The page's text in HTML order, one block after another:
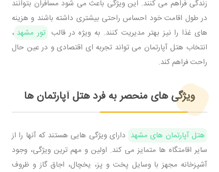
زندگی فراهم می کنند. این ویژگی باعث می شود مسافران بتوانند
در طول اقامت خود احساس راحتی بیشتری داشته باشند و هزینه
های غذا را نیز بهتر مدیریت کنند. به ویژه در قالب تور مشهد ،
انتخاب هتل آپارتمان می تواند تجربه ای اقتصادی و در عین حال
راحت فراهم کند.
ویژگی های منحصر به فرد هتل آپارتمان ها
هتل آپارتمان های مشهد دارای ویژگی هایی هستند که آنها را از
سایر اقامتگاه ها متمایز می کند. اولین و مهم ترین ویژگی، وجود
آشپزخانه مجهز با وسایل پخت و پز، یخچال، اجاق گاز و ظروف